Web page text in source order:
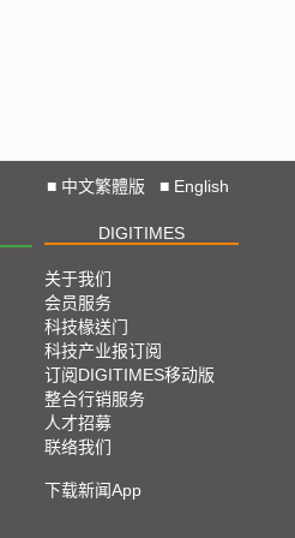
■ 中文繁體版 ■ English
DIGITIMES
关于我们
会员服务
科技椽送门
科技产业报订阅
订阅DIGITIMES移动版
整合行销服务
人才招募
联络我们
下载新闻App